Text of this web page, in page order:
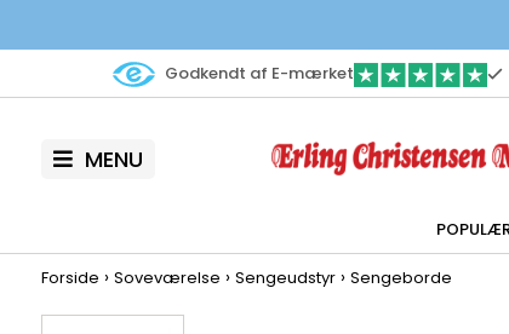
Godkendt af E-mærket
MENU
Forside › Soveværelse › Sengeudstyr› Sengeborde